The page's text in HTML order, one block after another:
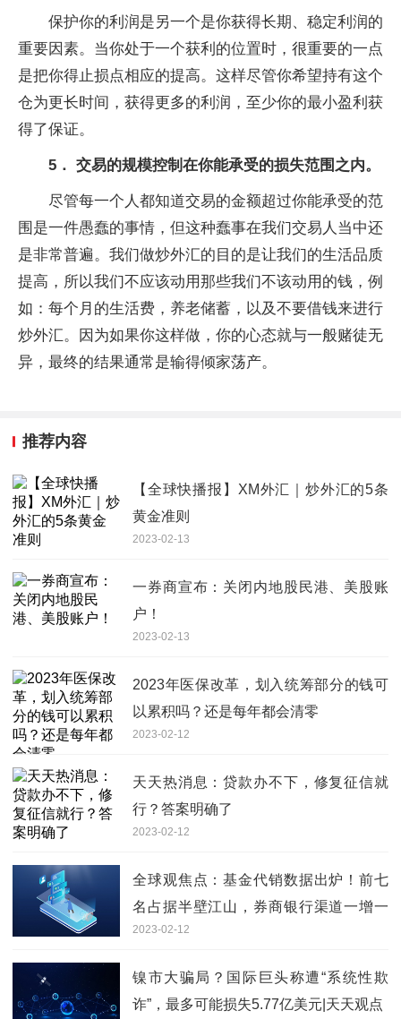
保护你的利润是另一个是你获得长期、稳定利润的
重要因素。当你处于一个获利的位置时，很重要的一点
是把你得止损点相应的提高。这样尽管你希望持有这个
仓为更长时间，获得更多的利润，至少你的最小盈利获
得了保证。
5． 交易的规模控制在你能承受的损失范围之内。
尽管每一个人都知道交易的金额超过你能承受的范
围是一件愚蠢的事情，但这种蠢事在我们交易人当中还
是非常普遍。我们做炒外汇的目的是让我们的生活品质
提高，所以我们不应该动用那些我们不该动用的钱，例
如：每个月的生活费，养老储蓄，以及不要借钱来进行
炒外汇。因为如果你这样做，你的心态就与一般赌徒无
异，最终的结果通常是输得倾家荡产。
推荐内容
【全球快播报】XM外汇｜炒外汇的5条
黄金准则
2023-02-13
一券商宣布：关闭内地股民港、美股账
户！
2023-02-13
2023年医保改革，划入统筹部分的钱可
以累积吗？还是每年都会清零
2023-02-12
天天热消息：贷款办不下，修复征信就
行？答案明确了
2023-02-12
全球观焦点：基金代销数据出炉！前七
名占据半壁江山，券商银行渠道一增一
降…
2023-02-12
镍市大骗局？国际巨头称遭“系统性欺
诈”，最多可能损失5.77亿美元|天天观点